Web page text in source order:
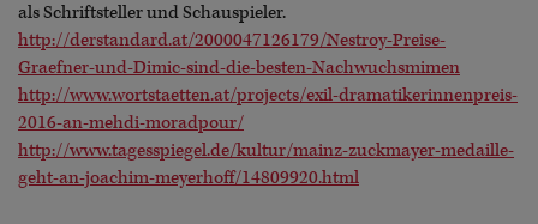
als Schriftsteller und Schauspieler.
http://derstandard.at/2000047126179/Nestroy-Preise-
Graefner-und-Dimic-sind-die-besten-Nachwuchsmimen
http://www.wortstaetten.at/projects/exil-dramatikerinnenpreis-
2016-an-mehdi-moradpour/
http://www.tagesspiegel.de/kultur/mainz-zuckmayer-medaille-
geht-an-joachim-meyerhoff/14809920.html